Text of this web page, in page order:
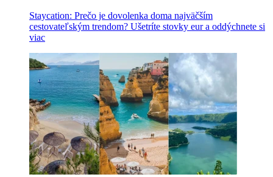
Staycation: Prečo je dovolenka doma najväčším
cestovateľským trendom? Ušetríte stovky eur a oddýchnete si
viac